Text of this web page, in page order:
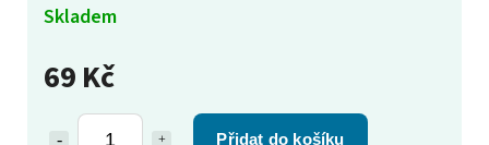
69 Kč
Přidat do košíku
Skladem